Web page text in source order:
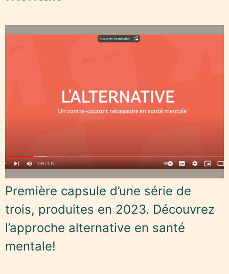
Première capsule d’une série de
trois, produites en 2023. Découvrez
l’approche alternative en santé
mentale!